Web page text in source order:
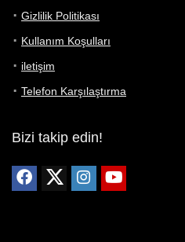
Gizlilik Politikası
Kullanım Koşulları
iletişim
Telefon Karşılaştırma
Bizi takip edin!